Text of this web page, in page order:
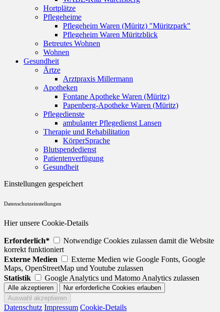
Hortplätze
Pflegeheime
Pflegeheim Waren (Müritz) "Müritzpark"
Pflegeheim Waren Müritzblick
Betreutes Wohnen
Wohnen
Gesundheit
Ärtze
Arztpraxis Millermann
Apotheken
Fontane Apotheke Waren (Müritz)
Papenberg-Apotheke Waren (Müritz)
Pflegedienste
ambulanter Pflegedienst Lansen
Therapie und Rehabilitation
KörperSprache
Blutspendedienst
Patientenverfügung
Gesundheit
Einstellungen gespeichert
Datenschutzeinstellungen
Hier unsere Cookie-Details
Erforderlich*
Notwendige Cookies zulassen damit die Website
korrekt funktioniert
Externe Medien
Externe Medien wie Google Fonts, Google
Maps, OpenStreetMap und Youtube zulassen
Statistik
Google Analytics und Matomo Analytics zulassen
Datenschutz Impressum Cookie-Details